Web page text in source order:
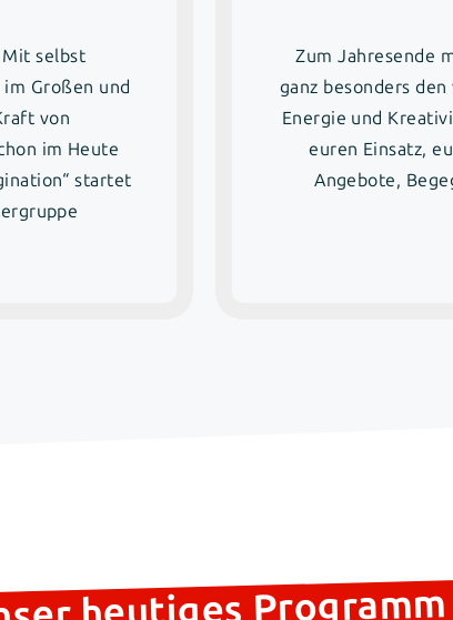
selbst
Großen und
von
im Heute
startet
Zum Jahresende
ganz besonders
Energie und
euren Einsatz,
Angebote,